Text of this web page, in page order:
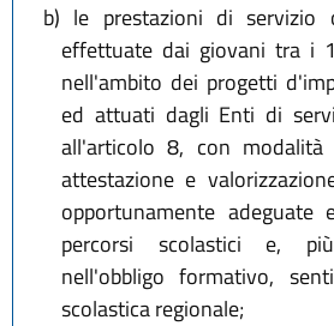
b) le prestazioni di servizio
effettuate dai giovani tra i
nell'ambito dei progetti
ed attuati dagli Enti di
all'articolo 8, con modalità
attestazione e
opportunamente adeguate
percorsi scolastici e,
nell'obbligo formativo,
scolastica regionale;